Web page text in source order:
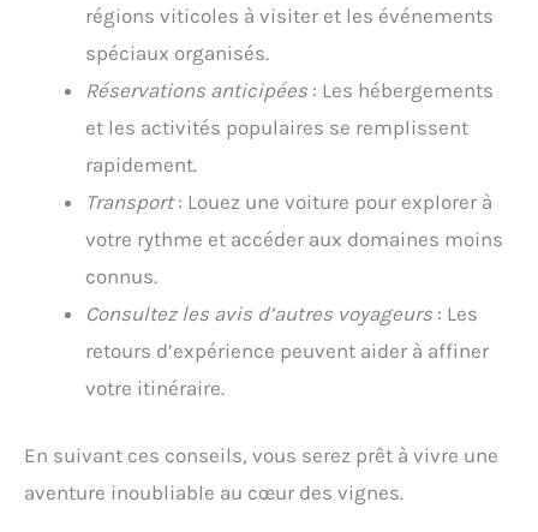
régions viticoles à visiter et les événements
spéciaux organisés.
Réservations anticipées : Les hébergements
et les activités populaires se remplissent
rapidement.
Transport: Louez une voiture pour explorer à
votre rythme et accéder aux domaines moins
connus.
Consultez les avis d’autres voyageurs : Les
retours d’expérience peuvent aider à affiner
votre itinéraire.
En suivant ces conseils, vous serez prêt à vivre une
aventure inoubliable au cœur des vignes.